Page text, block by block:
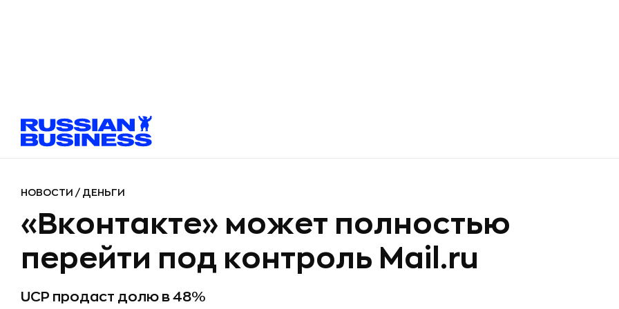
НОВОСТИ / ДЕНЬГИ
«Вконтакте» может полностью
перейти под контроль Mail.ru
UCP продаст долю в 48%